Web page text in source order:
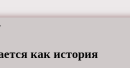
как история